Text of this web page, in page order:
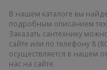
В нашем каталоге вы
подробным описанием
Заказать сантехнику
сайте или по телефону 8
осуществляется в нашем
нас на сайте.